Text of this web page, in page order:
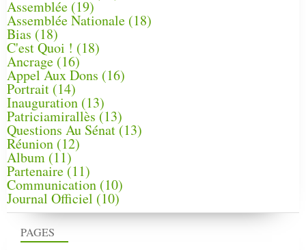
PAGES
Assemblée (19)
Assemblée Nationale (18)
Bias (18)
C'est Quoi ! (18)
Ancrage (16)
Appel Aux Dons (16)
Portrait (14)
Inauguration (13)
Patriciamirallès (13)
Questions Au Sénat(13)
Réunion (12)
Album (11)
Partenaire(11)
Communication (10)
Journal Officiel (10)